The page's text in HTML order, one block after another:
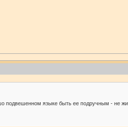
подвешенном языке быть ее подручным - не